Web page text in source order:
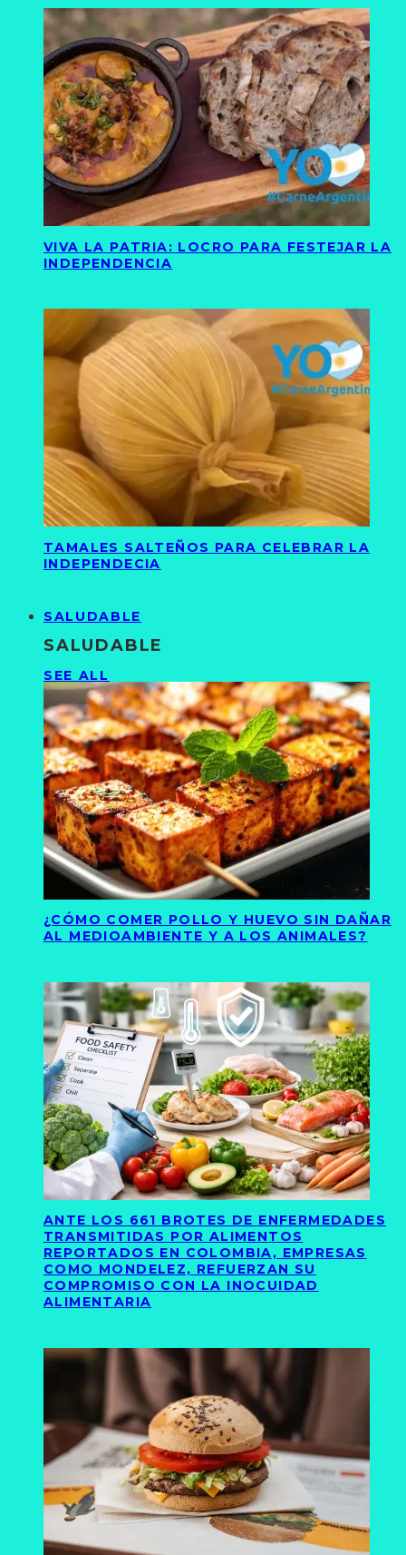
VIVA LA PATRIA: LOCRO PARA FESTEJAR LA
INDEPENDENCIA
TAMALES SALTEÑOS PARA CELEBRAR LA
INDEPENDECIA
SALUDABLE
SALUDABLE
SEE ALL
¿CÓMO COMER POLLO Y HUEVO SIN DAÑAR
AL MEDIOAMBIENTE Y A LOS ANIMALES?
ANTE LOS 661 BROTES DE ENFERMEDADES
TRANSMITIDAS POR ALIMENTOS
REPORTADOS EN COLOMBIA, EMPRESAS
COMO MONDELEZ, REFUERZAN SU
COMPROMISO CON LA INOCUIDAD
ALIMENTARIA